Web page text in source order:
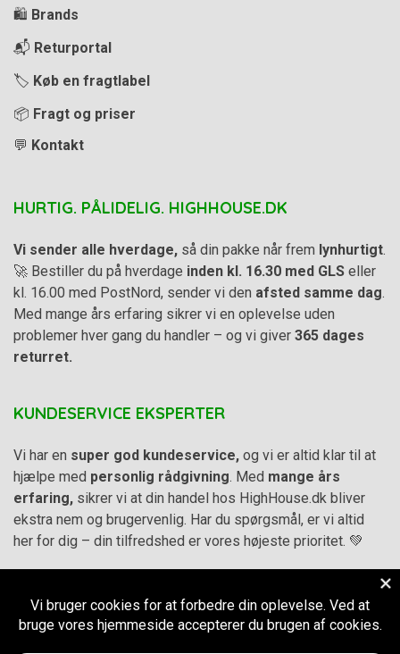
🛍️ Brands
📬 Returportal
🏷️ Køb en fragtlabel
📦 Fragt og priser
💬 Kontakt
HURTIG. PÅLIDELIG. HIGHHOUSE.DK
Vi sender alle hverdage, så din pakke når frem lynhurtigt.
🚀 Bestiller du på hverdage inden kl. 16.30 med GLS eller
kl. 16.00 med PostNord, sender vi den afsted samme dag.
Med mange års erfaring sikrer vi en oplevelse uden
problemer hver gang du handler – og vi giver 365 dages
returret.
KUNDESERVICE EKSPERTER
Vi har en super god kundeservice, og vi er altid klar til at
hjælpe med personlig rådgivning. Med mange års
erfaring, sikrer vi at din handel hos HighHouse.dk bliver
ekstra nem og brugervenlig. Har du spørgsmål, er vi altid
her for dig – din tilfredshed er vores højeste prioritet. 💚